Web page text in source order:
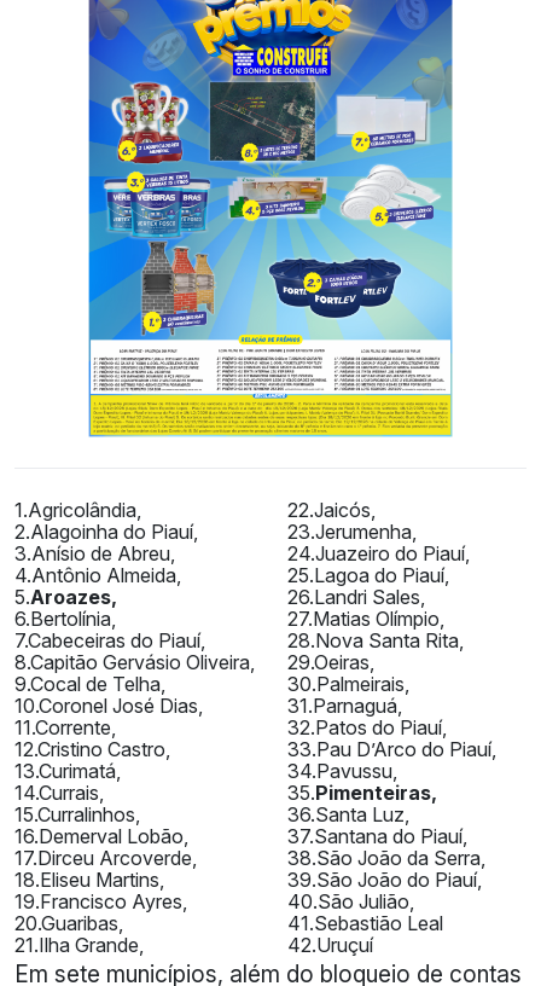
1.Agricolândia,
2.Alagoinha do Piauí,
3.Anísio de Abreu,
4.Antônio Almeida,
5.Aroazes,
6.Bertolínia,
7.Cabeceiras do Piauí,
8.Capitão Gervásio Oliveira,
9.Cocal de Telha,
10.Coronel José Dias,
11.Corrente,
12.Cristino Castro,
13.Curimatá,
14.Currais,
15.Curralinhos,
16.Demerval Lobão,
17.Dirceu Arcoverde,
18.Eliseu Martins,
19.Francisco Ayres,
20.Guaribas,
21.Ilha Grande,
22.Jaicós,
23.Jerumenha,
24.Juazeiro do Piauí,
25.Lagoa do Piauí,
26.Landri Sales,
27.Matias Olímpio,
28.Nova Santa Rita,
29.Oeiras,
30.Palmeirais,
31.Parnaguá,
32.Patos do Piauí,
33.Pau D’Arco do Piauí,
34.Pavussu,
35.Pimenteiras,
36.Santa Luz,
37.Santana do Piauí,
38.São João da Serra,
39.São João do Piauí,
40.São Julião,
41.Sebastião Leal
42.Uruçuí
Em sete municípios, além do bloqueio de contas